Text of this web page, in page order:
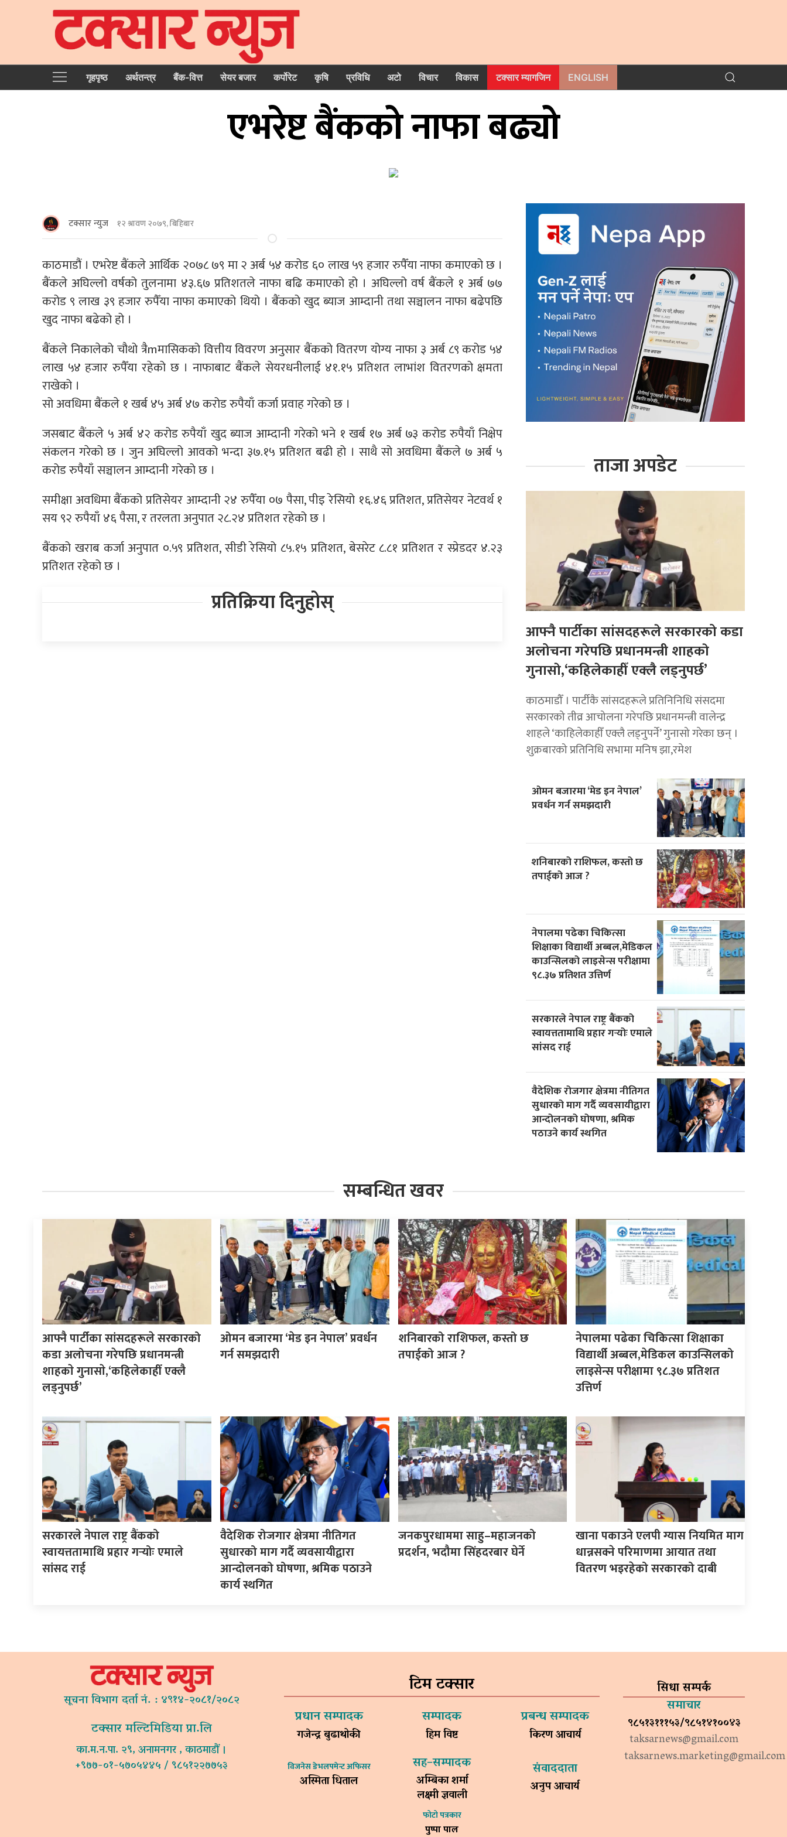
गृहपृष्‍ठ अर्थतन्त्र बैंक-वित्त सेयर बजार कर्पोरेट कृषि प्रविधि अटो विचार विकास टक्सार म्यागजिन ENGLISH
एभरेष्ट बैंकको नाफा बढ्यो
टक्सार न्युज १२ श्रावण २०७९, बिहिबार
काठमाडौं । एभरेष्ट बैंकले आर्थिक २०७८ ७९ मा २ अर्ब ५४ करोड ६० लाख ५९ हजार रुपैँया नाफा कमाएको छ ।
बैंकले अघिल्लो वर्षको तुलनामा ४३.६७ प्रतिशतले नाफा बढि कमाएको हो । अघिल्लो वर्ष बैंकले १ अर्ब ७७
करोड ९ लाख ३९ हजार रुपैँया नाफा कमाएको थियो । बैंकको खुद ब्याज आम्दानी तथा सञ्चालन नाफा बढेपछि
खुद नाफा बढेको हो ।
बैंकले निकालेको चौथो त्रैmमासिकको वित्तीय विवरण अनुसार बैंकको वितरण योग्य नाफा ३ अर्ब ८९ करोड ५४
लाख ५४ हजार रुपैँया रहेको छ । नाफाबाट बैंकले सेयरधनीलाई ४१.१५ प्रतिशत लाभांश वितरणको क्षमता
राखेको ।
सो अवधिमा बैंकले १ खर्ब ४५ अर्ब ४७ करोड रुपैयाँ कर्जा प्रवाह गरेको छ ।
जसबाट बैंकले ५ अर्ब ४२ करोड रुपैयाँ खुद ब्याज आम्दानी गरेको भने १ खर्ब १७ अर्ब ७३ करोड रुपैयाँ निक्षेप
संकलन गरेको छ । जुन अघिल्लो आवको भन्दा ३७.१५ प्रतिशत बढी हो । साथै सो अवधिमा बैंकले ७ अर्ब ५
करोड रुपैयाँ सञ्चालन आम्दानी गरेको छ ।
समीक्षा अवधिमा बैंकको प्रतिसेयर आम्दानी २४ रुपैँया ०७ पैसा, पीइ रेसियो १६.४६ प्रतिशत, प्रतिसेयर नेटवर्थ १
सय ९२ रुपैयाँ ४६ पैसा, र तरलता अनुपात २८.२४ प्रतिशत रहेको छ ।
बैंकको खराब कर्जा अनुपात ०.५९ प्रतिशत, सीडी रेसियो ८५.१५ प्रतिशत, बेसरेट ८.८१ प्रतिशत र स्प्रेडदर ४.२३
प्रतिशत रहेको छ ।
प्रतिक्रिया दिनुहोस्
ताजा अपडेट
आफ्नै पार्टीका सांसदहरूले सरकारको कडा
अलोचना गरेपछि प्रधानमन्त्री शाहकाे
गुनासाे,‘कहिलेकाहीँ एक्लै लड्नुपर्छ’
काठमाडौँ । पार्टीकै सांसदहरूले प्रतिनिनिधि संसदमा
सरकारको तीव्र आचोलना गरेपछि प्रधानमन्त्री वालेन्द्र
शाहले ‘काहिलेकाहीँ एक्लै लड्नुपर्ने’ गुनासो गरेका छन् ।
शुक्रबारको प्रतिनिधि सभामा मनिष झा,रमेश
ओमन बजारमा ‘मेड इन नेपाल’
प्रवर्धन गर्न समझदारी
शनिबारको राशिफल, कस्तो छ
तपाईको आज ?
नेपालमा पढेका चिकित्सा
शिक्षाका विद्यार्थी अब्बल,मेडिकल
काउन्सिलको लाइसेन्स परीक्षामा
९८.३७ प्रतिशत उत्तिर्ण
सरकारले नेपाल राष्ट्र बैंकको
स्वायत्ततामाथि प्रहार गर्‍योः एमाले
सांसद राई
वैदेशिक रोजगार क्षेत्रमा नीतिगत
सुधारको माग गर्दै व्यवसायीद्वारा
आन्दोलनको घोषणा, श्रमिक
पठाउने कार्य स्थगित
सम्बन्धित खवर
आफ्नै पार्टीका सांसदहरूले सरकारको
कडा अलोचना गरेपछि प्रधानमन्त्री
शाहकाे गुनासाे,‘कहिलेकाहीँ एक्लै
लड्नुपर्छ’
ओमन बजारमा ‘मेड इन नेपाल’ प्रवर्धन
गर्न समझदारी
शनिबारको राशिफल, कस्तो छ
तपाईको आज ?
नेपालमा पढेका चिकित्सा शिक्षाका
विद्यार्थी अब्बल,मेडिकल काउन्सिलको
लाइसेन्स परीक्षामा ९८.३७ प्रतिशत
उत्तिर्ण
सरकारले नेपाल राष्ट्र बैंकको
स्वायत्ततामाथि प्रहार गर्‍योः एमाले
सांसद राई
वैदेशिक रोजगार क्षेत्रमा नीतिगत
सुधारको माग गर्दै व्यवसायीद्वारा
आन्दोलनको घोषणा, श्रमिक पठाउने
कार्य स्थगित
जनकपुरधाममा साहु–महाजनको
प्रदर्शन, भदौमा सिंहदरबार घेर्ने
खाना पकाउने एलपी ग्यास नियमित माग
धान्नसक्ने परिमाणमा आयात तथा
वितरण भइरहेको सरकारको दाबी
सूचना विभाग दर्ता नं. : ४९१४-२०८१/२०८२
टक्सार मल्टिमिडिया प्रा.लि
का.म.न.पा. २९, अनामनगर , काठमाडौं ।
+९७७-०१-५७०५४४५ / ९८५१२२७७५३
टिम टक्सार
प्रधान सम्पादक
गजेन्द्र बुढाथोकी
सम्पादक
हिम विष्ट
प्रबन्ध सम्पादक
किरण आचार्य
विजनेस डेभलपमेन्ट अफिसर
अस्मिता धिताल
सह–सम्पादक
अम्बिका शर्मा
लक्ष्मी ज्ञवाली
फोटो पत्रकार
पुष्पा पाल
संवाददाता
अनुप आचार्य
सिधा सम्पर्क
समाचार
९८५१३१११५३/९८५१४१००४३
taksarnews@gmail.com
taksarnews.marketing@gmail.com